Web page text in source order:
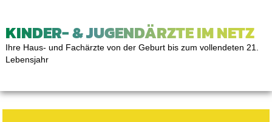
KINDER- & JUGENDÄRZTE IM NETZ
Ihre Haus- und Fachärzte von der Geburt bis zum vollendeten 21.
Lebensjahr